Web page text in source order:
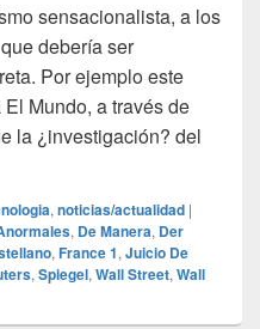
sensacionalista, a los
debería ser
Por ejemplo este
Mundo, a través de
la ¿investigación? del
, noticias/actualidad |
, De Manera, Der
, France 1, Juicio De
, Spiegel, Wall Street, Wall